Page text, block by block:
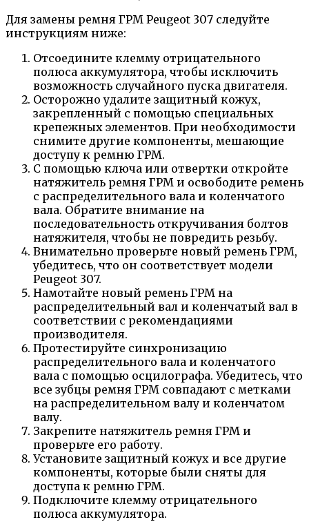
Для замены ремня ГРМ Peugeot 307 следуйте
инструкциям ниже:
Отсоедините клемму отрицательного
полюса аккумулятора, чтобы исключить
возможность случайного пуска двигателя.
Осторожно удалите защитный кожух,
закрепленный с помощью специальных
крепежных элементов. При необходимости
снимите другие компоненты, мешающие
доступу к ремню ГРМ.
С помощью ключа или отвертки откройте
натяжитель ремня ГРМ и освободите ремень
с распределительного вала и коленчатого
вала. Обратите внимание на
последовательность откручивания болтов
натяжителя, чтобы не повредить резьбу.
Внимательно проверьте новый ремень ГРМ,
убедитесь, что он соответствует модели
Peugeot 307.
Намотайте новый ремень ГРМ на
распределительный вал и коленчатый вал в
соответствии с рекомендациями
производителя.
Протестируйте синхронизацию
распределительного вала и коленчатого
вала с помощью осцилографа. Убедитесь, что
все зубцы ремня ГРМ совпадают с метками
на распределительном валу и коленчатом
валу.
Закрепите натяжитель ремня ГРМ и
проверьте его работу.
Установите защитный кожух и все другие
компоненты, которые были сняты для
доступа к ремню ГРМ.
Подключите клемму отрицательного
полюса аккумулятора.